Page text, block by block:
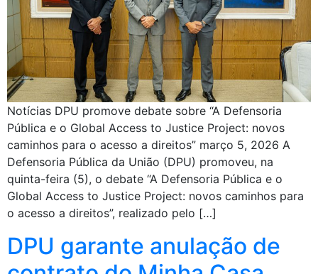
Notícias DPU promove debate sobre “A Defensoria
Pública e o Global Access to Justice Project: novos
caminhos para o acesso a direitos” março 5, 2026 A
Defensoria Pública da União (DPU) promoveu, na
quinta-feira (5), o debate “A Defensoria Pública e o
Global Access to Justice Project: novos caminhos para
o acesso a direitos”, realizado pelo […]
DPU garante anulação de